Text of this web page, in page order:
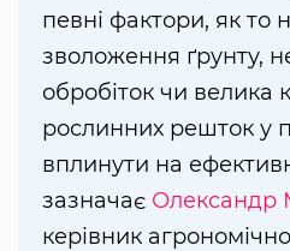
певні фактори, як то
зволоження ґрунту,
обробіток чи велика
рослинних решток у
вплинути на
зазначає Олександр
керівник